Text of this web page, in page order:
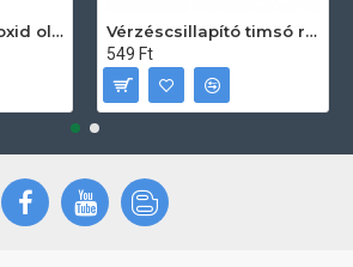
3% Hidrogén-peroxid oldat (sebfertőtlenítő) 100ml
Vérzéscsillapító timsó rúd 20db
549 Ft